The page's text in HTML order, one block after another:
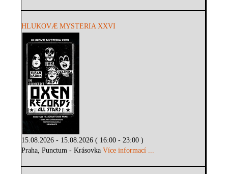
HLUKOVÆ MYSTERIA XXVI
15.08.2026 - 15.08.2026 ( 16:00 - 23:00 )
Praha, Punctum - KrásovkaVíce informací ...